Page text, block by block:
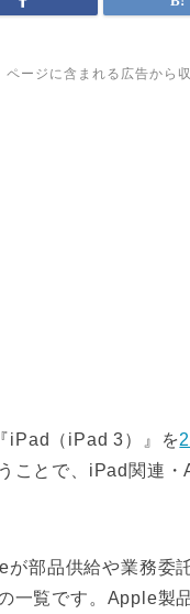
ページに含まれる広告から
iPad（iPad 3）』を
ことで、iPad関連
部品供給や業務委
一覧です。Apple製